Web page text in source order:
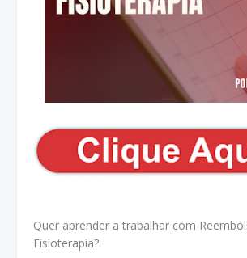
Quer aprender a trabalhar com
Fisioterapia?